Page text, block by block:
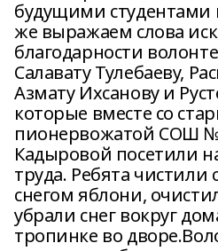
будущими студентами
же выражаем слова
благодарности
Салавату Тулебаеву,
Азмату Ихсанову и
которые вместе со
пионервожатой СОШ
Кадыровой посетили
труда. Ребята чистили
снегом яблони,
убрали снег вокруг
тропинке во